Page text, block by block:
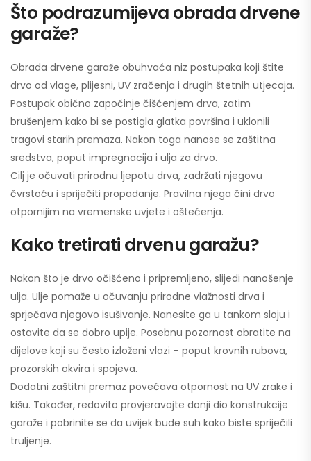
Što podrazumijeva obrada drvene
garaže?
Obrada drvene garaže obuhvaća niz postupaka koji štite
drvo od vlage, plijesni, UV zračenja i drugih štetnih utjecaja.
Postupak obično započinje čišćenjem drva, zatim
brušenjem kako bi se postigla glatka površina i uklonili
tragovi starih premaza. Nakon toga nanose se zaštitna
sredstva, poput impregnacija i ulja za drvo.
Cilj je očuvati prirodnu ljepotu drva, zadržati njegovu
čvrstoću i spriječiti propadanje. Pravilna njega čini drvo
otpornijim na vremenske uvjete i oštećenja.
Kako tretirati drvenu garažu?
Nakon što je drvo očišćeno i pripremljeno, slijedi nanošenje
ulja. Ulje pomaže u očuvanju prirodne vlažnosti drva i
sprječava njegovo isušivanje. Nanesite ga u tankom sloju i
ostavite da se dobro upije. Posebnu pozornost obratite na
dijelove koji su često izloženi vlazi – poput krovnih rubova,
prozorskih okvira i spojeva.
Dodatni zaštitni premaz povećava otpornost na UV zrake i
kišu. Također, redovito provjeravajte donji dio konstrukcije
garaže i pobrinite se da uvijek bude suh kako biste spriječili
truljenje.